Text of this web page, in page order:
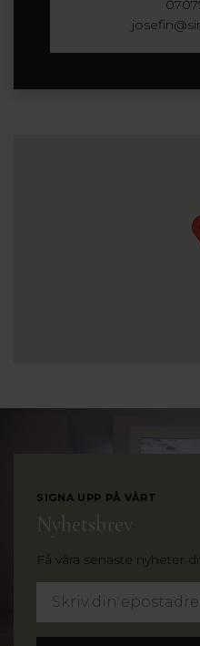
SIGNA UPP PÅ VÅRT
Nyhetsbrev
Få våra senaste nyheter